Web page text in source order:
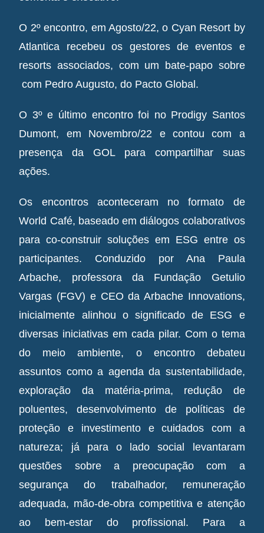
O 2º encontro, em Agosto/22, o Cyan Resort by
Atlantica recebeu os gestores de eventos e
resorts associados, com um bate-papo sobre
com Pedro Augusto, do Pacto Global.
O 3º e último encontro foi no Prodigy Santos
Dumont, em Novembro/22 e contou com a
presença da GOL para compartilhar suas
ações.
Os encontros aconteceram no formato de
World Café, baseado em diálogos colaborativos
para co-construir soluções em ESG entre os
participantes. Conduzido por Ana Paula
Arbache, professora da Fundação Getulio
Vargas (FGV) e CEO da Arbache Innovations,
inicialmente alinhou o significado de ESG e
diversas iniciativas em cada pilar. Com o tema
do meio ambiente, o encontro debateu
assuntos como a agenda da sustentabilidade,
exploração da matéria-prima, redução de
poluentes, desenvolvimento de políticas de
proteção e investimento e cuidados com a
natureza; já para o lado social levantaram
questões sobre a preocupação com a
segurança do trabalhador, remuneração
adequada, mão-de-obra competitiva e atenção
ao bem-estar do profissional. Para a